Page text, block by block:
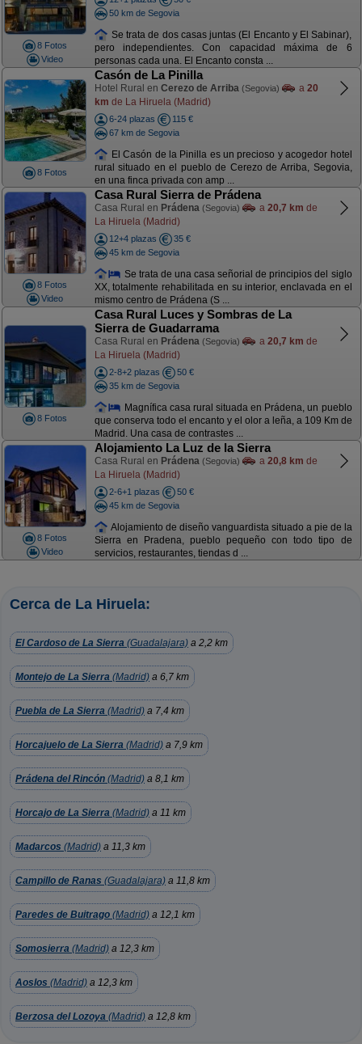
8 Fotos
Video
50 km de Segovia
Se trata de dos casas juntas (El Encanto y El Sabinar),
pero independientes. Con capacidad máxima de 6
personas cada una. El Encanto consta ...
8 Fotos
Casón de La Pinilla
Hotel Rural en Cerezo de Arriba (Segovia) a 20
km de La Hiruela (Madrid)
6-24 plazas
115 €
67 km de Segovia
El Casón de la Pinilla es un precioso y acogedor hotel
rural situado en el pueblo de Cerezo de Arriba, Segovia,
en una finca privada con amp ...
8 Fotos
Video
Casa Rural Sierra de Prádena
Casa Rural en Prádena (Segovia) a 20,7 km de
La Hiruela (Madrid)
12+4 plazas
35 €
45 km de Segovia
Se trata de una casa señorial de principios del siglo
XX, totalmente rehabilitada en su interior, enclavada en el
mismo centro de Prádena (S ...
8 Fotos
Casa Rural Luces y Sombras de La
Sierra de Guadarrama
Casa Rural en Prádena (Segovia) a 20,7 km de
La Hiruela (Madrid)
2-8+2 plazas
50 €
35 km de Segovia
Magnífica casa rural situada en Prádena, un pueblo
que conserva todo el encanto y el olor a leña, a 109 Km de
Madrid. Una casa de contrastes ...
8 Fotos
Video
Alojamiento La Luz de la Sierra
Casa Rural en Prádena (Segovia) a 20,8 km de
La Hiruela (Madrid)
2-6+1 plazas
50 €
45 km de Segovia
Alojamiento de diseño vanguardista situado a pie de la
Sierra en Pradena, pueblo pequeño con todo tipo de
servicios, restaurantes, tiendas d ...
Cerca de La Hiruela:
El Cardoso de La Sierra (Guadalajara) a 2,2 km
Montejo de La Sierra (Madrid) a 6,7 km
Puebla de La Sierra (Madrid) a 7,4 km
Horcajuelo de La Sierra (Madrid) a 7,9 km
Prádena del Rincón (Madrid) a 8,1 km
Horcajo de La Sierra (Madrid) a 11 km
Madarcos (Madrid) a 11,3 km
Campillo de Ranas (Guadalajara) a 11,8 km
Paredes de Buitrago (Madrid) a 12,1 km
Somosierra (Madrid) a 12,3 km
Aoslos (Madrid) a 12,3 km
Berzosa del Lozoya (Madrid) a 12,8 km